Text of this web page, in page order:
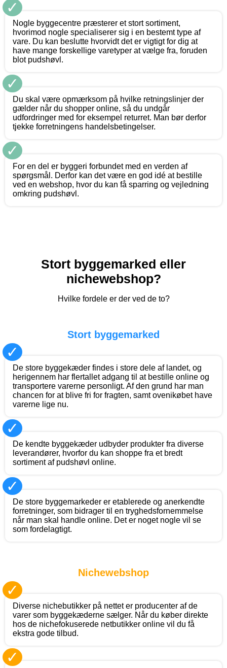
✓
Nogle byggecentre præsterer et stort sortiment,
hvorimod nogle specialiserer sig i en bestemt type af
vare. Du kan beslutte hvorvidt det er vigtigt for dig at
have mange forskellige varetyper at vælge fra, foruden
blot pudshøvl.
✓
Du skal være opmærksom på hvilke retningslinjer der
gælder når du shopper online, så du undgår
udfordringer med for eksempel returret. Man bør derfor
tjekke forretningens handelsbetingelser.
✓
For en del er byggeri forbundet med en verden af
spørgsmål. Derfor kan det være en god idé at bestille
ved en webshop, hvor du kan få sparring og vejledning
omkring pudshøvl.
Stort byggemarked eller
nichewebshop?
Hvilke fordele er der ved de to?
Stort byggemarked
✓
De store byggekæder findes i store dele af landet, og
herigennem har flertallet adgang til at bestille online og
transportere varerne personligt. Af den grund har man
chancen for at blive fri for fragten, samt ovenikøbet have
varerne lige nu.
✓
De kendte byggekæder udbyder produkter fra diverse
leverandører, hvorfor du kan shoppe fra et bredt
sortiment af pudshøvl online.
✓
De store byggemarkeder er etablerede og anerkendte
forretninger, som bidrager til en tryghedsfornemmelse
når man skal handle online. Det er noget nogle vil se
som fordelagtigt.
Nichewebshop
✓
Diverse nichebutikker på nettet er producenter af de
varer som byggekæderne sælger. Når du køber direkte
hos de nichefokuserede netbutikker online vil du få
ekstra gode tilbud.
✓